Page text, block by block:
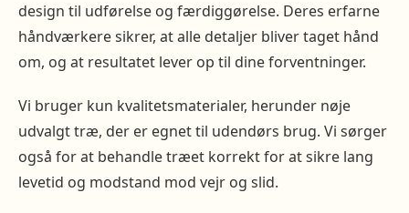
design til udførelse og færdiggørelse. Deres erfarne
håndværkere sikrer, at alle detaljer bliver taget hånd
om, og at resultatet lever op til dine forventninger.
Vi bruger kun kvalitetsmaterialer, herunder nøje
udvalgt træ, der er egnet til udendørs brug. Vi sørger
også for at behandle træet korrekt for at sikre lang
levetid og modstand mod vejr og slid.